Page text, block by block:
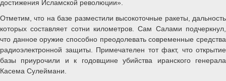
достижения Исламской революции».
Отметим, что на базе разместили высокоточные ракеты, дальность
которых составляет сотни километров. Сам Салами подчеркнул,
что данное оружие способно преодолевать современные средства
радиоэлектронной защиты. Примечателен тот факт, что открытие
базы приурочили и к годовщине убийства иранского генерала
Касема Сулеймани.